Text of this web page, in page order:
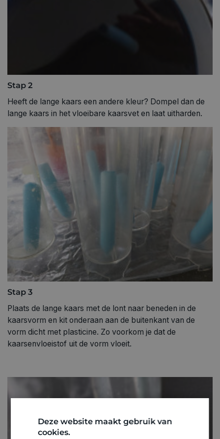
Stap 2
Heeft de lange kaars een andere kleur? Dompel dan de
lange kaars in het vloeibare kaarsvet en laat uitharden.
Stap 3
Plaats de lange kaars met de lont naar beneden in de
kaarsvorm en kit onderaan aan de buitenkant van de
vorm dicht met plasticine. Zo voorkom je dat de
kaarsenvloeistof uit de vorm vloeit.
Deze website maakt gebruik van
cookies.